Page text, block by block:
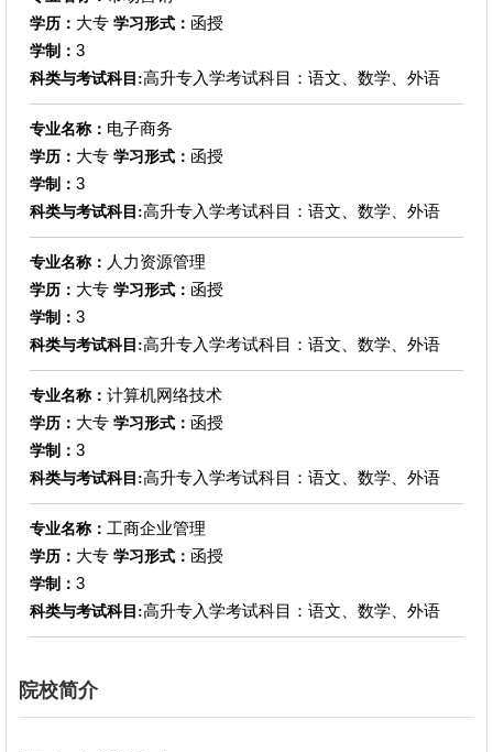
学历： 大专 学习形式： 函授
学制： 3
科类与考试科目:高升专入学考试科目：语文、数学、外语
专业名称： 电子商务
学历： 大专 学习形式： 函授
学制： 3
科类与考试科目:高升专入学考试科目：语文、数学、外语
专业名称： 人力资源管理
学历： 大专 学习形式： 函授
学制： 3
科类与考试科目:高升专入学考试科目：语文、数学、外语
专业名称： 计算机网络技术
学历： 大专 学习形式： 函授
学制： 3
科类与考试科目:高升专入学考试科目：语文、数学、外语
专业名称： 工商企业管理
学历： 大专 学习形式： 函授
学制： 3
科类与考试科目:高升专入学考试科目：语文、数学、外语
院校简介